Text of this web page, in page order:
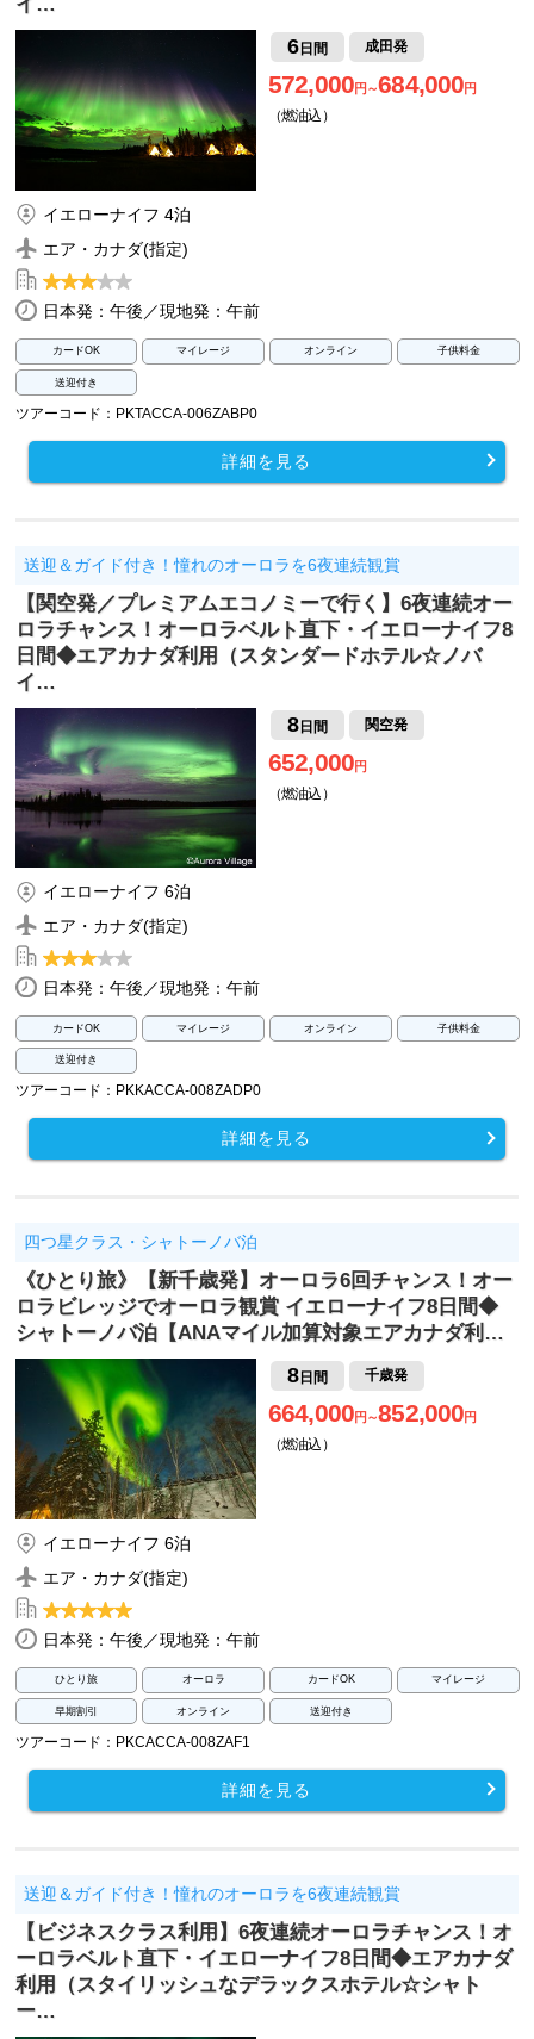
イ…
6日間 成田発
572,000円～684,000円
（燃油込）
イエローナイフ 4泊
エア・カナダ(指定)
日本発：午後／現地発：午前
カードOK マイレージ オンライン 子供料金
送迎付き
ツアーコード：PKTACCA-006ZABP0
詳細を見る
送迎＆ガイド付き！憧れのオーロラを6夜連続観賞
【関空発／プレミアムエコノミーで行く】6夜連続オー
ロラチャンス！オーロラベルト直下・イエローナイフ8
日間◆エアカナダ利用（スタンダードホテル☆ノバ
イ…
8日間 関空発
652,000円
（燃油込）
イエローナイフ 6泊
エア・カナダ(指定)
日本発：午後／現地発：午前
カードOK マイレージ オンライン 子供料金
送迎付き
ツアーコード：PKKACCA-008ZADP0
詳細を見る
四つ星クラス・シャトーノバ泊
《ひとり旅》【新千歳発】オーロラ6回チャンス！オー
ロラビレッジでオーロラ観賞 イエローナイフ8日間◆
シャトーノバ泊【ANAマイル加算対象エアカナダ利…
8日間 千歳発
664,000円～852,000円
（燃油込）
イエローナイフ 6泊
エア・カナダ(指定)
日本発：午後／現地発：午前
ひとり旅 オーロラ カードOK マイレージ
早期割引 オンライン 送迎付き
ツアーコード：PKCACCA-008ZAF1
詳細を見る
送迎＆ガイド付き！憧れのオーロラを6夜連続観賞
【ビジネスクラス利用】6夜連続オーロラチャンス！オ
ーロラベルト直下・イエローナイフ8日間◆エアカナダ
利用（スタイリッシュなデラックスホテル☆シャト
ー…